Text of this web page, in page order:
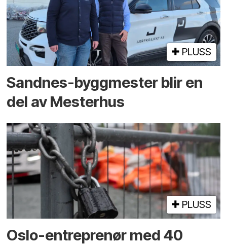
PLUSS
Sandnes-byggmester blir en
del av Mesterhus
PLUSS
Oslo-entreprenør med 40